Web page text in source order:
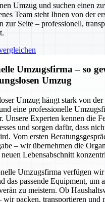
Umzug und suchen einen
Team steht Ihnen von der
zur Seite – professionell,
Umzugsfirma – so
Umzug
Umzug hängt stark von
eine professionelle
Unsere Experten kennen die
und sorgen dafür, dass
Vom ersten
– wir übernehmen die
Lebensabschnitt
Umzugsfirma verfügen
das passende Equipment, um
zu meistern. Ob
wir packen, transportieren und